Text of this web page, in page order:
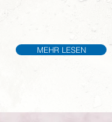
MEHR LESEN